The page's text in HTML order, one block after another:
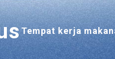
Tempat kerja